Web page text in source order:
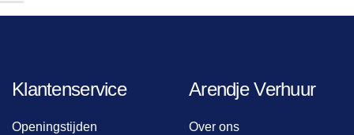
Klantenservice
Openingstijden
Arendje Verhuur
Over ons